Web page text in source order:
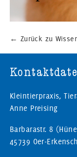
← Zurück zu
Kleintierpraxis,
Anne Preising
Barbarastr. 8
45739 Oer-